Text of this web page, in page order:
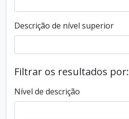
Descrição de nível superior
Filtrar os resultados por:
Nível de descrição